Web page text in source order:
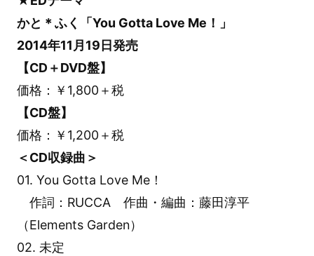
かと＊ふく「You Gotta Love Me！」
2014年11月19日発売
【CD＋DVD盤】
価格：￥1,800＋税
【CD盤】
価格：￥1,200＋税
＜CD収録曲＞
01. You Gotta Love Me！
作詞：RUCCA 作曲・編曲：藤田淳平
（Elements Garden）
02. 未定